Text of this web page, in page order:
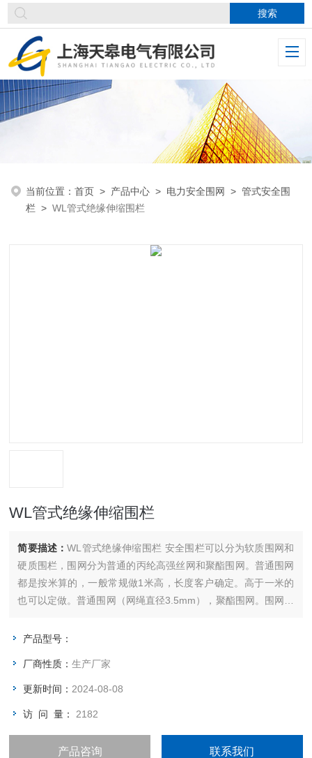
当前位置：首页 > 产品中心 > 电力安全围网 >管式安全围
栏 >WL管式绝缘伸缩围栏
WL管式绝缘伸缩围栏
简要描述：WL管式绝缘伸缩围栏 安全围栏可以分为软质围网和
硬质围栏，围网分为普通的丙纶高强丝网和聚酯围网。普通围网
都是按米算的，一般常规做1米高，长度客户确定。高于一米的
也可以定做。普通围网（网绳直径3.5mm），聚酯围网。围网一
些，但是不要超过5米的间距。安全围栏的支架分为墩式（法兰
产品型号：
厂商性质：生产厂家
更新时间： 2024-08-08
访 问 量： 2182
产品咨询 联系我们